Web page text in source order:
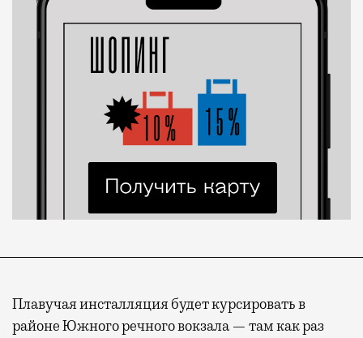
Плавучая инсталляция будет курсировать в
районе Южного речного вокзала — там как раз